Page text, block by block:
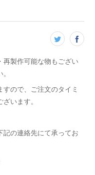
再製作可能な物もござい
すので、ご注文のタイミ
います。
記の連絡先にて承ってお